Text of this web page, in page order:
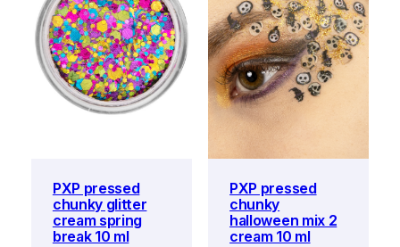
PXP pressed
chunky glitter
cream spring
break 10 ml
PXP pressed
chunky
halloween mix 2
cream 10 ml